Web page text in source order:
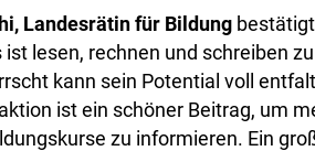
Landesrätin für Bildung
lesen, rechnen und schreiben
kann sein Potential voll
ist ein schöner Beitrag, um
zu informieren. Ein